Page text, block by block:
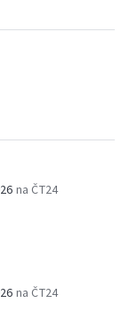
na ČT24
na ČT24